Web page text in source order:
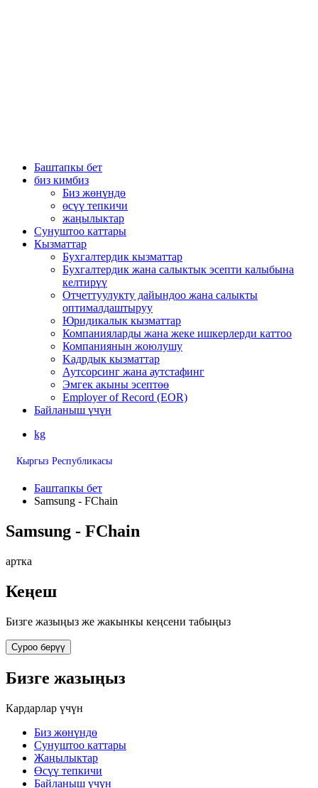
Баштапкы бет
биз кимбиз
Биз жөнүндө
өсүү тепкичи
жаңылыктар
Сунуштоо каттары
Кызматтар
Бухгалтердик кызматтар
Бухгалтердик жана салыктык эсепти калыбына
келтирүү
Oтчеттуулукту дайындоо жана салыкты
оптималдаштыруу
Юридикалык кызматтар
Компанияларды жана жеке ишкерлерди каттоо
Компаниянын жоюлушу
Kадрдык кызматтар
Аутсорсинг жана аутстафинг
Эмгек акыны эсептөө
Employer of Record (EOR)
Байланыш үчүн
kg
Кыргыз Республикасы
Баштапкы бет
Samsung - FChain
Samsung - FChain
артка
Кеңеш
Бизге жазыңыз же жакынкы кеңсени табыңыз
Суроо берүү
Бизге жазыңыз
Кардарлар үчүн
Биз жөнүндө
Сунуштоо каттары
Жаңылыктар
Өсүү тепкичи
Байланыш үчүн